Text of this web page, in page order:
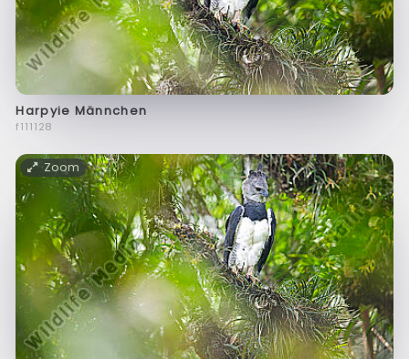
Harpyie Männchen
f111128
Zoom